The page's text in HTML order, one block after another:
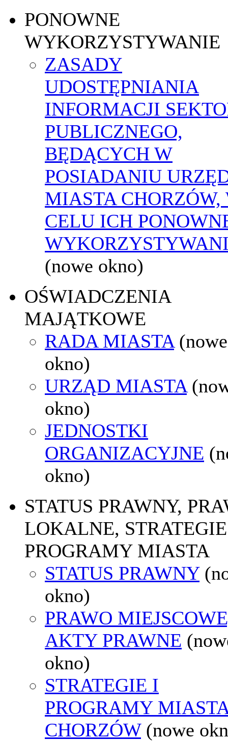
PONOWNE
WYKORZYSTYWANIE
ZASADY
UDOSTĘPNIANIA
INFORMACJI
PUBLICZNEGO,
BĘDĄCYCH W
POSIADANIU
MIASTA CHORZÓW,
CELU ICH
(nowe okno)
OŚWIADCZENIA
MAJĄTKOWE
RADA MIASTA (nowe
okno)
URZĄD MIASTA
okno)
JEDNOSTKI
ORGANIZACYJNE
okno)
STATUS PRAWNY,
LOKALNE,
PROGRAMY MIASTA
STATUS PRAWNY
okno)
PRAWO
AKTY PRAWNE
okno)
STRATEGIE I
PROGRAMY
CHORZÓW (nowe